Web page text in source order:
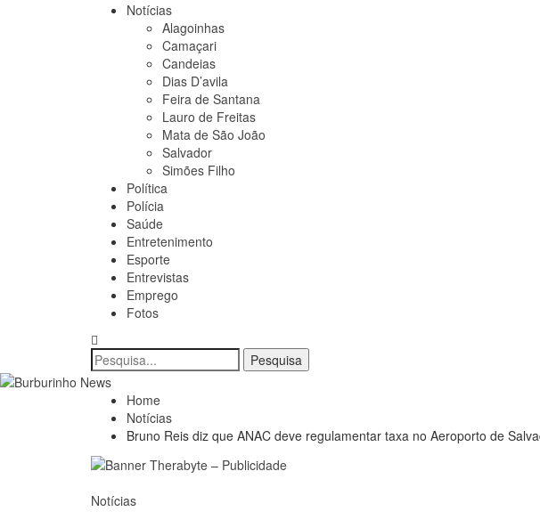
Notícias
Alagoinhas
Camaçari
Candeias
Dias D’avila
Feira de Santana
Lauro de Freitas
Mata de São João
Salvador
Simões Filho
Política
Polícia
Saúde
Entretenimento
Esporte
Entrevistas
Emprego
Fotos
Home
Notícias
Bruno Reis diz que ANAC deve regulamentar taxa no Aeroporto de
Notícias